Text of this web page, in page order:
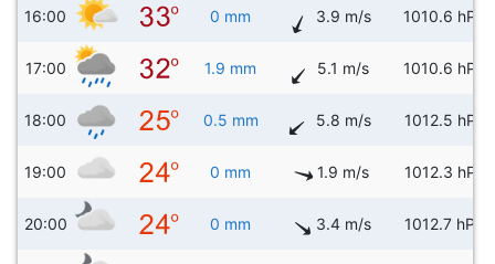
16:00 0 mm 3.9 m/s 1010.6 hPa
17:00 1.9 mm 5.1 m/s 1010.6 hPa
18:00 0.5 mm 5.8 m/s 1012.5 hPa
19:00 0 mm 1.9 m/s 1012.3 hPa
20:00 0 mm 3.4 m/s 1012.7 hPa